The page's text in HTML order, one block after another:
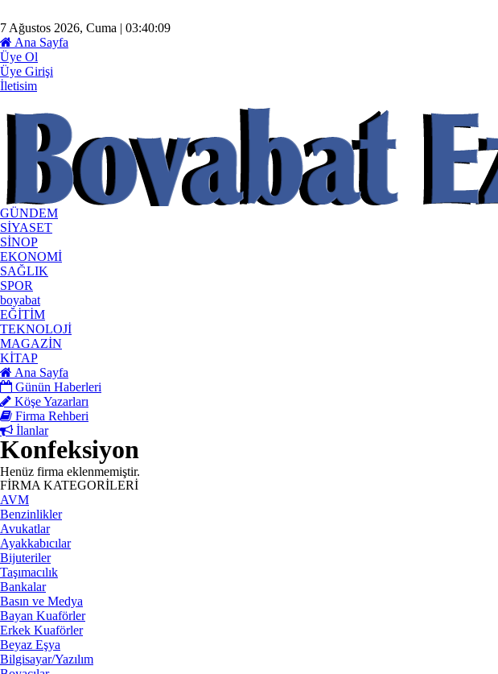
7 Ağustos 2026, Cuma | 03:40:09
Ana Sayfa
Üye Ol
Üye Girişi
İletisim
GÜNDEM
SİYASET
SİNOP
EKONOMİ
SAĞLIK
SPOR
boyabat
EĞİTİM
TEKNOLOJİ
MAGAZİN
KİTAP
Ana Sayfa
Günün Haberleri
Köşe Yazarları
Firma Rehberi
İlanlar
Konfeksiyon
Henüz firma eklenmemiştir.
FİRMA KATEGORİLERİ
AVM
Benzinlikler
Avukatlar
Ayakkabıcılar
Bijuteriler
Taşımacılık
Bankalar
Basın ve Medya
Bayan Kuaförler
Erkek Kuaförler
Beyaz Eşya
Bilgisayar/Yazılım